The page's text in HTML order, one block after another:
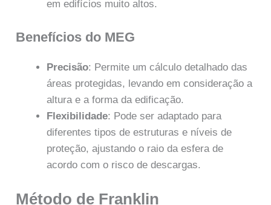
em edifícios muito altos.
Benefícios do MEG
Precisão: Permite um cálculo detalhado das
áreas protegidas, levando em consideração a
altura e a forma da edificação.
Flexibilidade: Pode ser adaptado para
diferentes tipos de estruturas e níveis de
proteção, ajustando o raio da esfera de
acordo com o risco de descargas.
Método de Franklin